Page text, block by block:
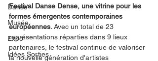
Danse
Musée
Expo
Idées Sorties
Festival Danse Dense, une vitrine pour les
formes émergentes contemporaines
européennes. Avec un total de 23
représentations réparties dans 9 lieux
partenaires, le festival continue de valoriser
la nouvelle génération d'artistes